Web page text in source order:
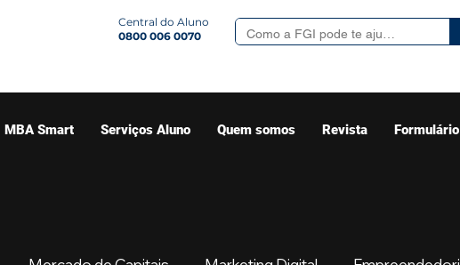
Central do Aluno
0800 006 0070
MBA Smart Serviços Aluno Quem somos Revista